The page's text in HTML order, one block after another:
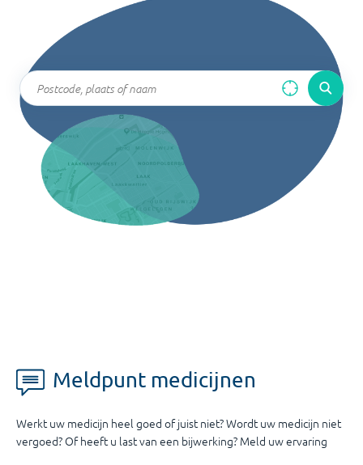
Meldpunt medicijnen
Werkt uw medicijn heel goed of juist niet? Wordt uw medicijn niet
vergoed? Of heeft u last van een bijwerking? Meld uw ervaring